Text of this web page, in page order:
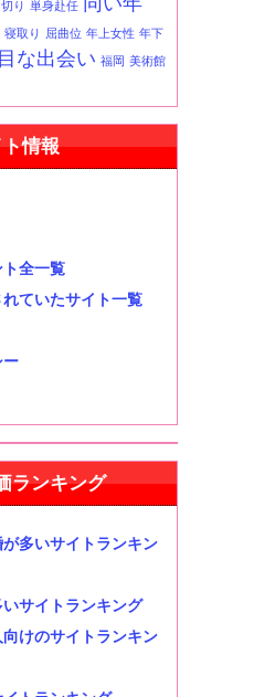
り 単身赴任
寝取り 屈曲位 年上女性 年下
な出会い 福岡 美術館
情報
全一覧
ていたサイト一覧
ー
ランキング
多いサイトランキン
サイトランキング
けのサイトランキン